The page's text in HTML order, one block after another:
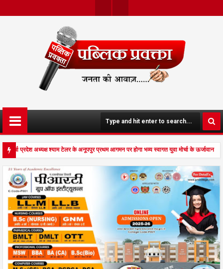
Ter
Boo
K
प्रदेश अध्यक्ष श्याम टेलर के अनूपपुर प्रथम आगमन पर होगा भव्य स्वागत युवा मोर्चा के ऊर्जावान